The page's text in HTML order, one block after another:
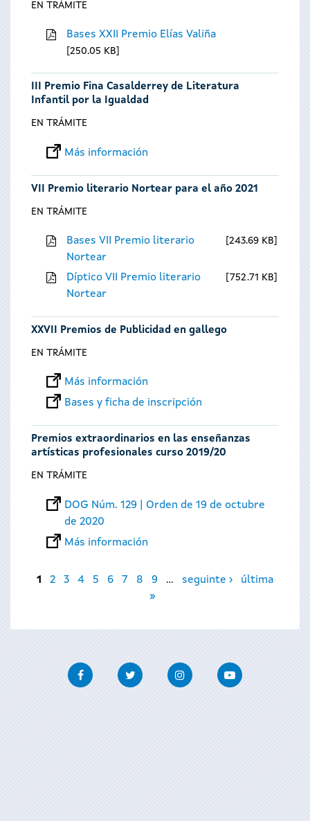
EN TRÁMITE
Bases XXII Premio Elías Valiña
250.05 KB
III Premio Fina Casalderrey de Literatura
Infantil por la Igualdad
EN TRÁMITE
Más información
VII Premio literario Nortear para el año 2021
EN TRÁMITE
Bases VII Premio literario
Nortear
243.69 KB
Díptico VII Premio literario
Nortear
752.71 KB
XXVII Premios de Publicidad en gallego
EN TRÁMITE
Más información
Bases y ficha de inscripción
Premios extraordinarios en las enseñanzas
artísticas profesionales curso 2019/20
EN TRÁMITE
DOG Núm. 129 | Orden de 19 de octubre
de 2020
Más información
Páginas
1 2 3 4 5 6 7 8 9 … seguinte ›
última
»
FacebookTwitter InstagramYoutube